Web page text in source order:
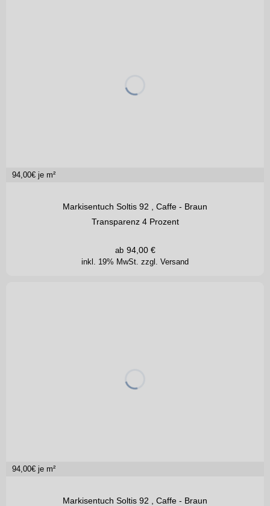
94,00€ je m²
Markisentuch Soltis 92 , Caffe - Braun
Transparenz 4 Prozent
inkl. 19% MwSt. zzgl. Versand
ab 94,00€
94,00€ je m²
Markisentuch Soltis 92 , Caffe - Braun